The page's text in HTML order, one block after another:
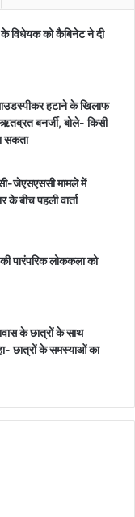
के विधेयक को कैबिनेट ने दी
हटाने के खिलाफ
ऋतब्रत बनर्जी, बोले- किसी
सकता
जेएसएससी मामले में
बीच पहली वार्ता
पारंपरिक लोककला को
के छात्रों के साथ
छात्रों के समस्याओं का